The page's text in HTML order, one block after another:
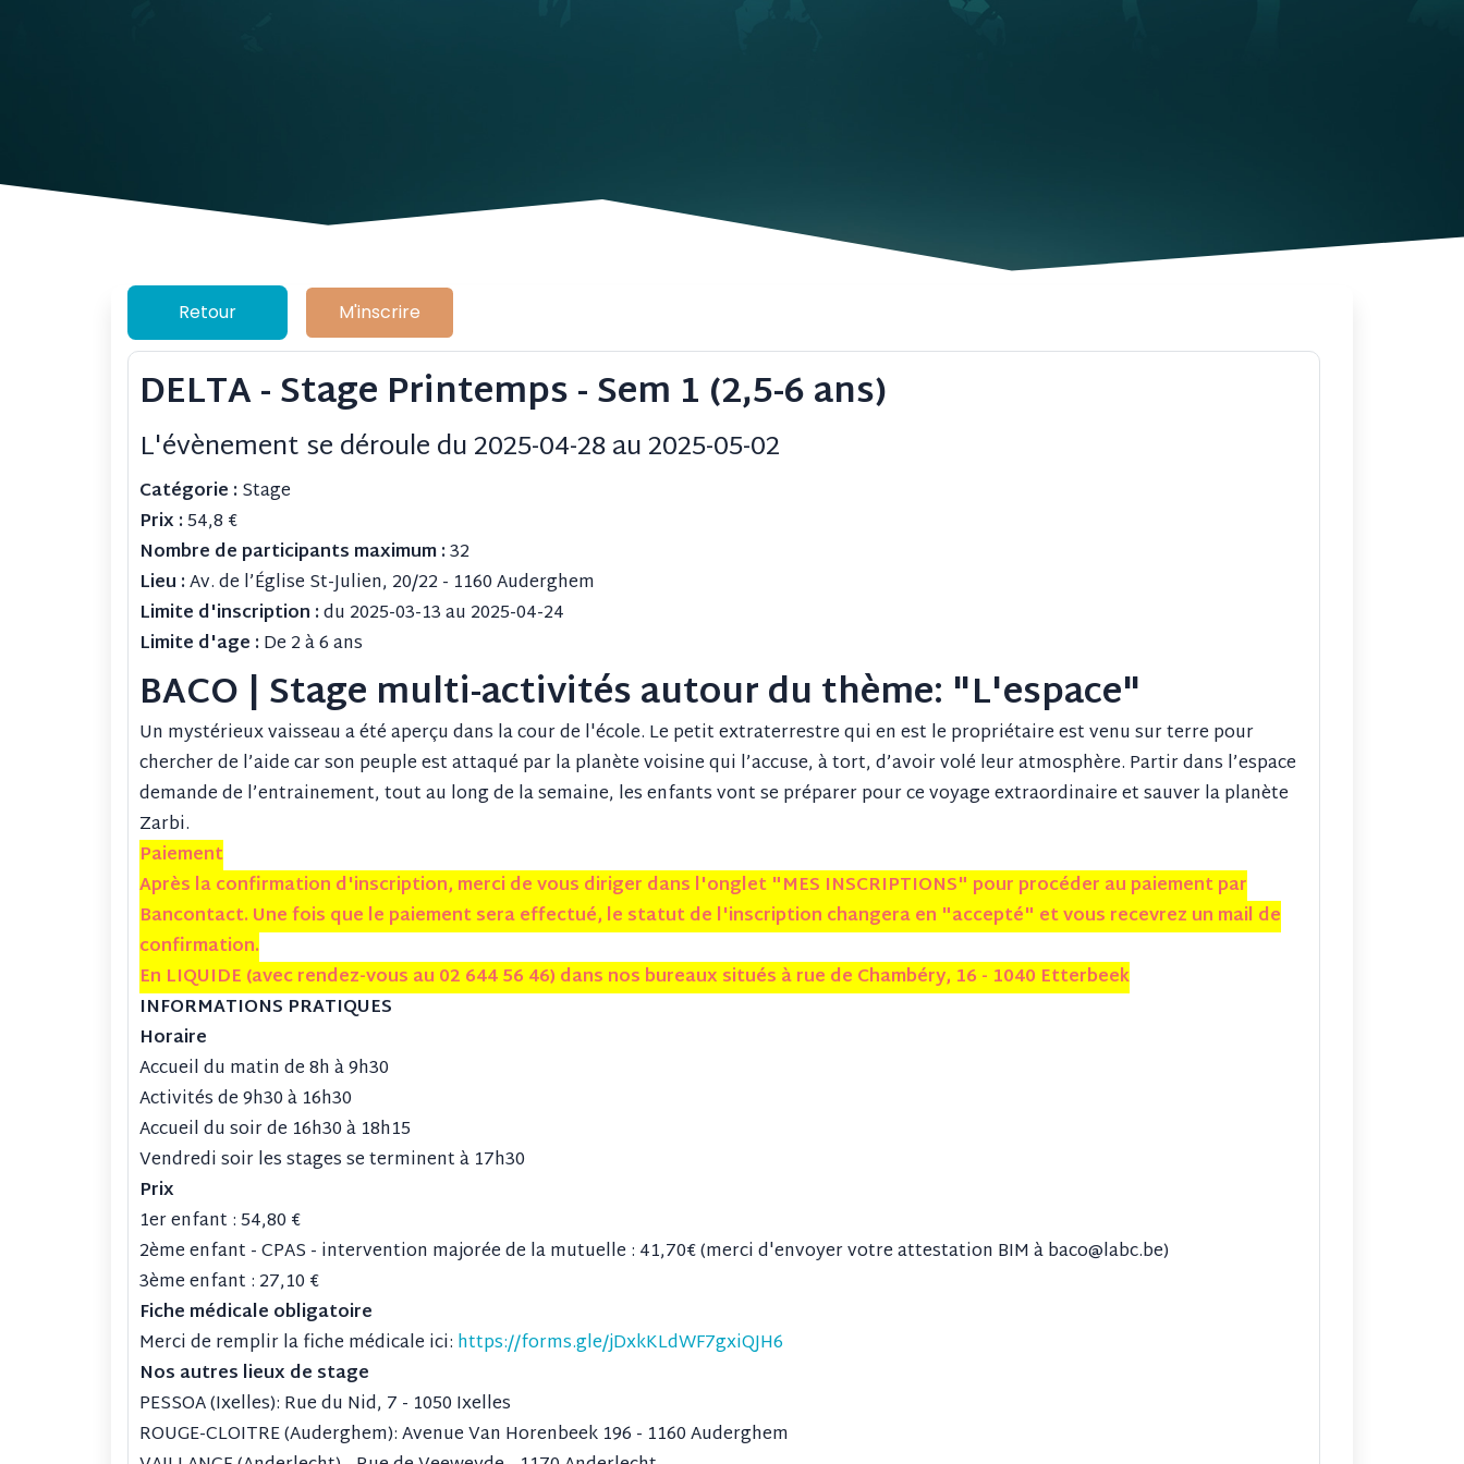
Retour M'inscrire
DELTA - Stage Printemps - Sem 1 (2,5-6 ans)
L'évènement se déroule du 2025-04-28 au 2025-05-02
Catégorie :Stage
Prix :54,8 €
Nombre de participants maximum :32
Lieu :Av. de l’Église St-Julien, 20/22 - 1160 Auderghem
Limite d'inscription :du 2025-03-13 au 2025-04-24
Limite d'age :De 2 à 6 ans
BACO | Stage multi-activités autour du thème: "L'espace"
Un mystérieux vaisseau a été aperçu dans la cour de l'école. Le petit extraterrestre qui en est le propriétaire est venu sur terre pour
chercher de l’aide car son peuple est attaqué par la planète voisine qui l’accuse, à tort, d’avoir volé leur atmosphère. Partir dans l’espace
demande de l’entrainement, tout au long de la semaine, les enfants vont se préparer pour ce voyage extraordinaire et sauver la planète
Zarbi.
Paiement
Après la confirmation d'inscription, merci de vous diriger dans l'onglet "MES INSCRIPTIONS" pour procéder au paiement par
Bancontact. Une fois que le paiement sera effectué, le statut de l'inscription changera en "accepté" et vous recevrez un mail de
confirmation.
En LIQUIDE (avec rendez-vous au 02 644 56 46) dans nos bureaux situés à rue de Chambéry, 16 - 1040 Etterbeek
INFORMATIONS PRATIQUES
Horaire
Accueil du matin de 8h à 9h30
Activités de 9h30 à 16h30
Accueil du soir de 16h30 à 18h15
Vendredi soir les stages se terminent à 17h30
Prix
1er enfant : 54,80 €
2ème enfant - CPAS - intervention majorée de la mutuelle : 41,70€ (merci d'envoyer votre attestation BIM à baco@labc.be)
3ème enfant : 27,10 €
Fiche médicale obligatoire
Merci de remplir la fiche médicale ici: https://forms.gle/jDxkKLdWF7gxiQJH6
Nos autres lieux de stage
PESSOA (Ixelles): Rue du Nid, 7 - 1050 Ixelles
ROUGE-CLOITRE (Auderghem): Avenue Van Horenbeek 196 - 1160 Auderghem